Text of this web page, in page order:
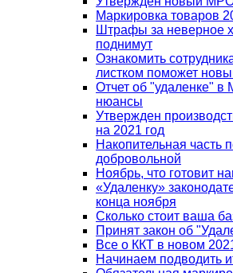
Маркировка товаров
Штрафы за неверное
поднимут
Ознакомить
листком поможет
Отчет об "удаленке" в
нюансы
Утвержден
на 2021 год
Накопительная часть
добровольной
Ноябрь, что готовит
«Удаленку»
конца ноября
Сколько стоит ваша
Принят закон об
Все о ККТ в новом
Начинаем подводить